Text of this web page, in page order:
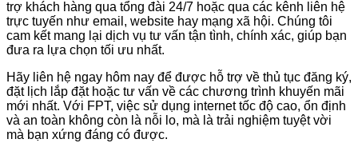
trợ khách hàng qua tổng đài 24/7 hoặc qua các kênh liên hệ
trực tuyến như email, website hay mạng xã hội. Chúng tôi
cam kết mang lại dịch vụ tư vấn tận tình, chính xác, giúp bạn
đưa ra lựa chọn tối ưu nhất.
Hãy liên hệ ngay hôm nay để được hỗ trợ về thủ tục đăng ký,
đặt lịch lắp đặt hoặc tư vấn về các chương trình khuyến mãi
mới nhất. Với FPT, việc sử dụng internet tốc độ cao, ổn định
và an toàn không còn là nỗi lo, mà là trải nghiệm tuyệt vời
mà bạn xứng đáng có được.